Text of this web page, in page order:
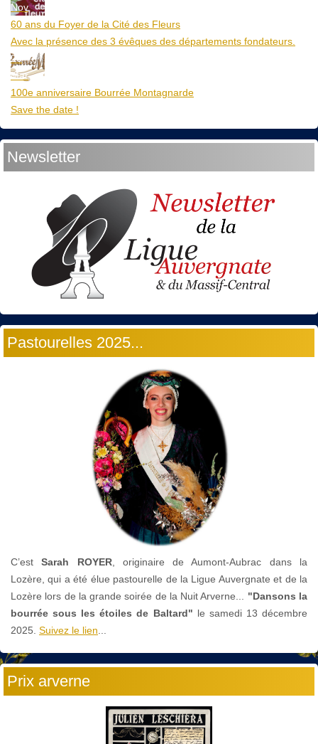
Nov
60 ans du Foyer de la Cité des Fleurs
Avec la présence des 3 évêques des départements fondateurs.
20
Mar
100e anniversaire Bourrée Montagnarde
Save the date !
Newsletter
Pastourelles 2025...
C’estSarah ROYER, originaire de Aumont-Aubrac dans la
Lozère, qui a été élue pastourelle de la Ligue Auvergnate et de la
Lozère lors de la grande soirée de la Nuit Arverne... "Dansons la
bourrée sous les étoiles de Baltard" le samedi 13 décembre
2025. Suivez le lien...
Prix arverne